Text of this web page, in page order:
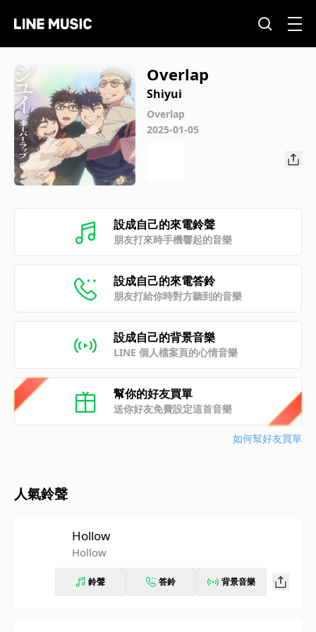
Overlap
Shiyui
Overlap
2025-01-05
設成自己的來電鈴聲
朋友打來時手機響起的音樂
設成自己的來電答鈴
朋友打給你時對方聽到的音樂
設成自己的背景音樂
LINE 個人檔案頁的心情音樂
幫你的好友買單
送你好友免費設定這首音樂
如何幫好友買單
人氣鈴聲
Hollow
Hollow
鈴聲 答鈴 背景音樂